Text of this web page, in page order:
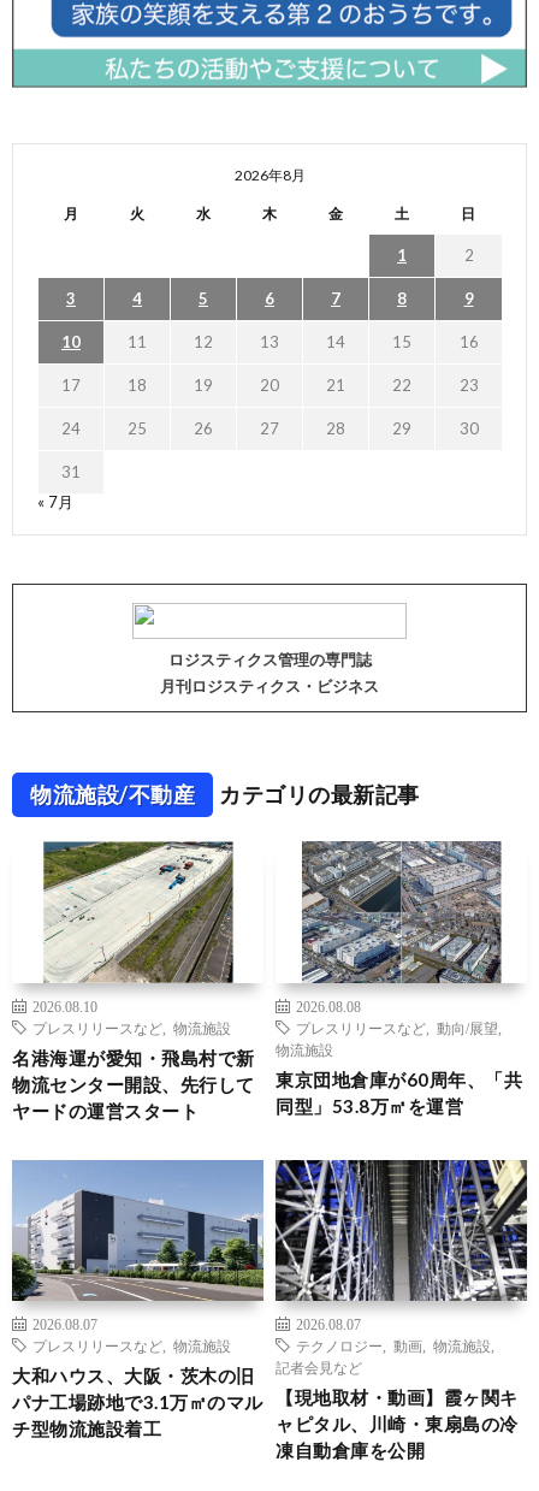
2026年8月
月 火 水 木 金 土 日
1 2
3 4 5 6 7 8 9
10 11 12 13 14 15 16
17 18 19 20 21 22 23
24 25 26 27 28 29 30
31
« 7月
ロジスティクス管理の専門誌
月刊ロジスティクス・ビジネス
物流施設/不動産 カテゴリの最新記事
2026.08.10
プレスリリースなど
物流施設
名港海運が愛知・飛島村で新
物流センター開設、先行して
ヤードの運営スタート
2026.08.08
プレスリリースなど
動向/展望
物流施設
東京団地倉庫が60周年、「共
同型」53.8万㎡を運営
2026.08.07
プレスリリースなど
物流施設
大和ハウス、大阪・茨木の旧
パナ工場跡地で3.1万㎡のマル
チ型物流施設着工
2026.08.07
テクノロジー
動画 物流施設
記者会見など
【現地取材・動画】霞ヶ関キ
ャピタル、川崎・東扇島の冷
凍自動倉庫を公開